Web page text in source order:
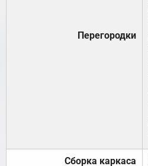
Перегородки
Сборка каркаса